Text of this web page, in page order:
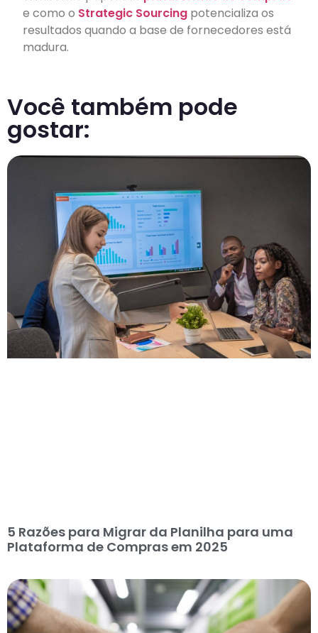
e como o Strategic Sourcing potencializa os
resultados quando a base de fornecedores está
madura.
Você também pode
gostar:
5 Razões para Migrar da Planilha para uma
Plataforma de Compras em 2025